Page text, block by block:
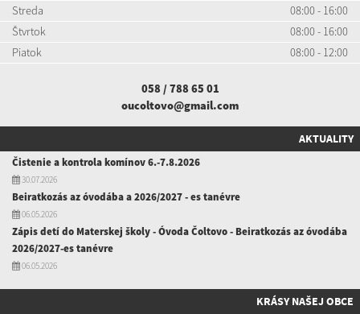
Streda
08:00 - 16:00
Štvrtok
08:00 - 16:00
Piatok
08:00 - 12:00
058 / 788 65 01
oucoltovo@gmail.com
AKTUALITY
Čistenie a kontrola komínov 6.-7.8.2026
30.07.2026
Beiratkozás az óvodába a 2026/2027 - es tanévre
06.05.2026
Zápis detí do Materskej školy - Óvoda Čoltovo - Beiratkozás az óvodába
2026/2027-es tanévre
06.05.2026
KRÁSY NAŠEJ OBCE